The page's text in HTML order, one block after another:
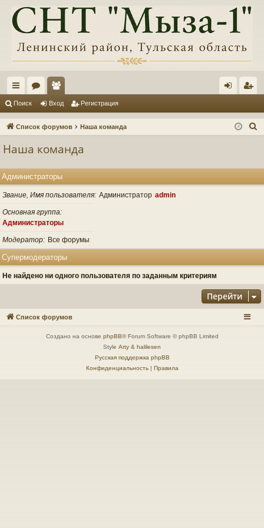
с
ы ум
ол
ьз
ел
и
д ис
Поиск Вход Регистрация
Список форумов Наша команда
Наша команда
Администраторы
Звание, Имя пользователя Администратор admin
Основная группа
Администраторы
Модератор Все форумы
Супермодераторы
Не найдено ни одного пользователя по заданным критериям
Перейти
Список форумов
Создано на основе phpBB® Forum Software © phpBB Limited
Style Arty & halilesen
Русская поддержка phpBB
Конфиденциальность| Правила